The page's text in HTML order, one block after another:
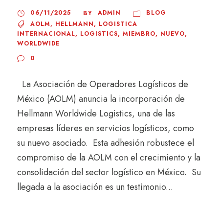
06/11/2025 BY ADMIN
BLOG
AOLM, HELLMANN, LOGISTICA
INTERNACIONAL, LOGISTICS, MIEMBRO, NUEVO,
WORLDWIDE
0
La Asociación de Operadores Logísticos de
México (AOLM) anuncia la incorporación de
Hellmann Worldwide Logistics, una de las
empresas líderes en servicios logísticos, como
su nuevo asociado. Esta adhesión robustece el
compromiso de la AOLM con el crecimiento y la
consolidación del sector logístico en México. Su
llegada a la asociación es un testimonio...